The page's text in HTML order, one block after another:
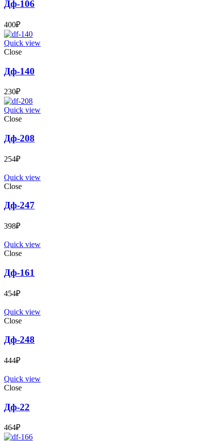
Дф-106
400₽
Quick view
Close
Дф-140
230₽
Quick view
Close
Дф-208
254₽
Quick view
Close
Дф-247
398₽
Quick view
Close
Дф-161
454₽
Quick view
Close
Дф-248
444₽
Quick view
Close
Дф-22
464₽